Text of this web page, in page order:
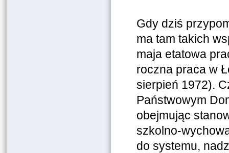
Gdy dziś
ma tam takich
maja etatowa
roczna praca w
sierpień 1972).
Państwowym
obejmując
szkolno-
do systemu,